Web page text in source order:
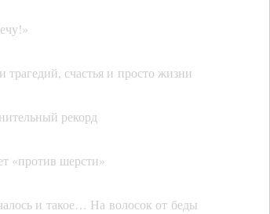
трагедий, счастья и просто жизни
рекорд
«против шерсти»
и такое… На волосок от беды